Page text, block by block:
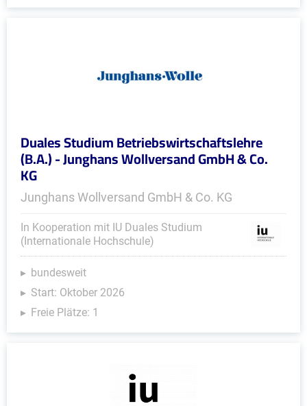
Duales Studium Betriebswirtschaftslehre
(B.A.) - Junghans Wollversand GmbH & Co.
KG
Junghans Wollversand GmbH & Co. KG
In Kooperation mit IU Duales Studium
(Internationale Hochschule)
bundesweit
Start: Oktober 2026
Freie Plätze: 1